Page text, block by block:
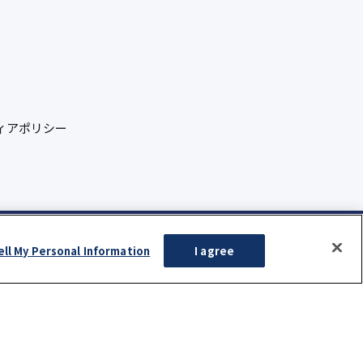
アポリシー
My Personal Information I agree